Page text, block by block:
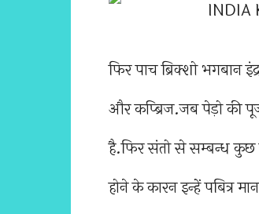
फिर पाच ब्रिक्शो भगबान
और कप्ब्रिज.जब पेड़ो की
है.फिर संतो से सम्बन्ध कुछ
होने के कारन इन्हें पबित्र